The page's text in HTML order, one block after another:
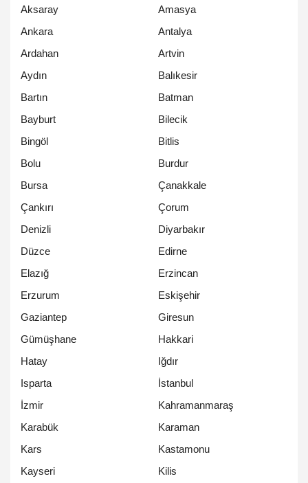
Aksaray
Amasya
Ankara
Antalya
Ardahan
Artvin
Aydın
Balıkesir
Bartın
Batman
Bayburt
Bilecik
Bingöl
Bitlis
Bolu
Burdur
Bursa
Çanakkale
Çankırı
Çorum
Denizli
Diyarbakır
Düzce
Edirne
Elazığ
Erzincan
Erzurum
Eskişehir
Gaziantep
Giresun
Gümüşhane
Hakkari
Hatay
Iğdır
Isparta
İstanbul
İzmir
Kahramanmaraş
Karabük
Karaman
Kars
Kastamonu
Kayseri
Kilis